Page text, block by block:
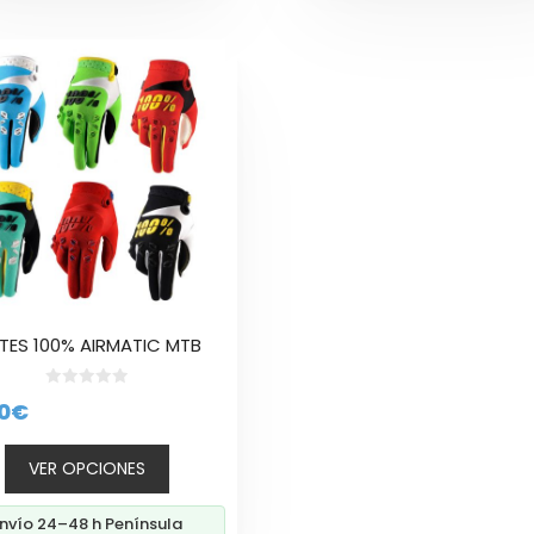
100% AIRMATIC MTB
€
VER OPCIONES
24–48 h Península